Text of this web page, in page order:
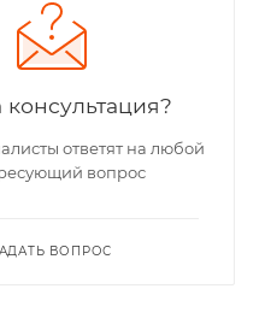
ответят на любой
вопрос
ВОПРОС